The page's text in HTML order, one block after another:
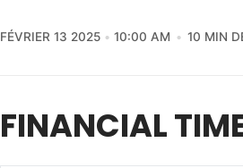
FÉVRIER 13 2025 10:00 AM 10 MIN
FINANCIAL